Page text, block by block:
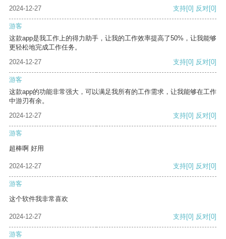
2024-12-27 支持[0] 反对[0]
游客
这款app是我工作上的得力助手，让我的工作效率提高了50%，让我能够
更轻松地完成工作任务。
2024-12-27
支持[0] 反对[0]
游客
这款app的功能非常强大，可以满足我所有的工作需求，让我能够在工作
中游刃有余。
2024-12-27
支持[0] 反对[0]
游客
超棒啊 好用
2024-12-27 支持[0] 反对[0]
游客
这个软件我非常喜欢
2024-12-27 支持[0] 反对[0]
游客